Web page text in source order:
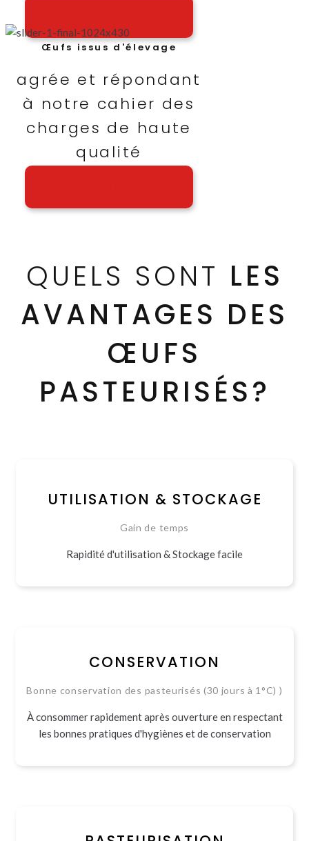
Œufs issus d'élevage
agrée et répondant
à notre cahier des
charges de haute
qualité
QUELS SONT LES
AVANTAGES DES
ŒUFS
PASTEURISÉS?
UTILISATION & STOCKAGE
Gain de temps
Rapidité d'utilisation & Stockage facile
CONSERVATION
Bonne conservation des pasteurisés (30 jours à 1°C) )
À consommer rapidement après ouverture en respectant
les bonnes pratiques d'hygiènes et de conservation